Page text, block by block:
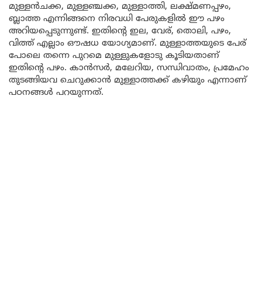
മുള്ളൻചക്ക, മുള്ളഞ്ചക്ക, മുള്ളാത്തി, ലക്ഷ്മണപ്പഴം,
ബ്ലാത്ത എന്നിങ്ങനെ നിരവധി പേരുകളിൽ ഈ പഴം
അറിയപ്പെടുന്നുണ്ട്. ഇതിന്റെ ഇല, വേര്, തൊലി, പഴം,
വിത്ത് എല്ലാം ഔഷധ യോഗ്യമാണ്. മുള്ളാത്തയുടെ പേര്
പോലെ തന്നെ പുറമെ മുള്ളുകളോടു കൂടിയതാണ്
ഇതിന്റെ പഴം. കാൻസർ, മലേറിയ, സന്ധിവാതം, പ്രമേഹം
തുടങ്ങിയവ ചെറുക്കാൻ മുള്ളാത്തക്ക് കഴിയും എന്നാണ്
പഠനങ്ങൾ പറയുന്നത്.